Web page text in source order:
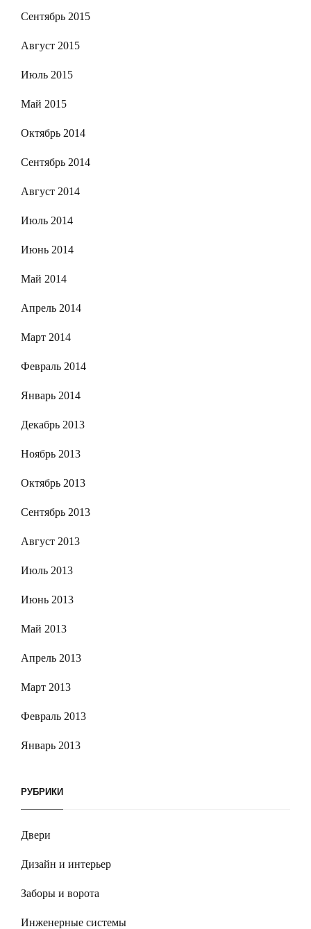
Сентябрь 2015
Август 2015
Июль 2015
Май 2015
Октябрь 2014
Сентябрь 2014
Август 2014
Июль 2014
Июнь 2014
Май 2014
Апрель 2014
Март 2014
Февраль 2014
Январь 2014
Декабрь 2013
Ноябрь 2013
Октябрь 2013
Сентябрь 2013
Август 2013
Июль 2013
Июнь 2013
Май 2013
Апрель 2013
Март 2013
Февраль 2013
Январь 2013
РУБРИКИ
Двери
Дизайн и интерьер
Заборы и ворота
Инженерные системы